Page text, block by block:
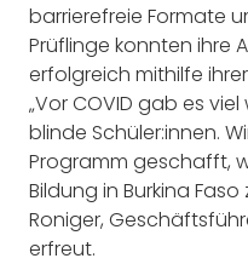
barrierefreie Formate
Prüflinge konnten ihre
erfolgreich mithilfe
„Vor COVID gab es
blinde Schüler:innen.
Programm geschafft,
Bildung in Burkina
Roniger,
erfreut.